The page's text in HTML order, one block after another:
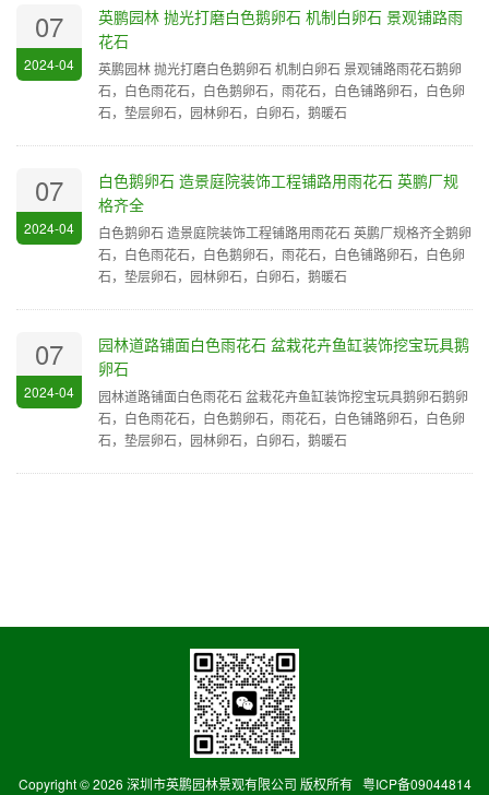
07
2024-04
英鹏园林 抛光打磨白色鹅卵石 机制白卵石 景观铺路雨
花石
英鹏园林 抛光打磨白色鹅卵石 机制白卵石 景观铺路雨花石鹅卵
石，白色雨花石，白色鹅卵石，雨花石，白色铺路卵石，白色卵
石，垫层卵石，园林卵石，白卵石，鹅暖石
07
2024-04
白色鹅卵石 造景庭院装饰工程铺路用雨花石 英鹏厂规
格齐全
白色鹅卵石 造景庭院装饰工程铺路用雨花石 英鹏厂规格齐全鹅卵
石，白色雨花石，白色鹅卵石，雨花石，白色铺路卵石，白色卵
石，垫层卵石，园林卵石，白卵石，鹅暖石
07
2024-04
园林道路铺面白色雨花石 盆栽花卉鱼缸装饰挖宝玩具鹅
卵石
园林道路铺面白色雨花石 盆栽花卉鱼缸装饰挖宝玩具鹅卵石鹅卵
石，白色雨花石，白色鹅卵石，雨花石，白色铺路卵石，白色卵
石，垫层卵石，园林卵石，白卵石，鹅暖石
Copyright ©2026 深圳市英鹏园林景观有限公司 版权所有 粤ICP备09044814